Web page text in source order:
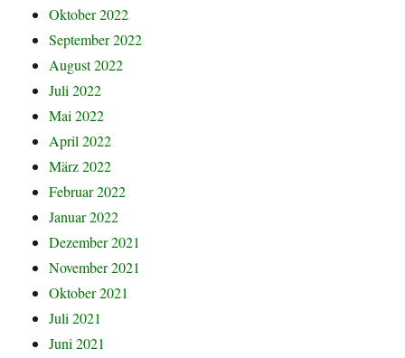
Oktober 2022
September 2022
August 2022
Juli 2022
Mai 2022
April 2022
März 2022
Februar 2022
Januar 2022
Dezember 2021
November 2021
Oktober 2021
Juli 2021
Juni 2021